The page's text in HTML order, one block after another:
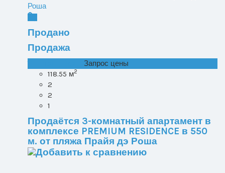
Продано
Продажа
Запрос цены
118.55 м2
2
2
1
Продаётся 3-комнатный апартамент в
комплексе PREMIUM RESIDENCE в 550
м. от пляжа Прайя дэ Роша